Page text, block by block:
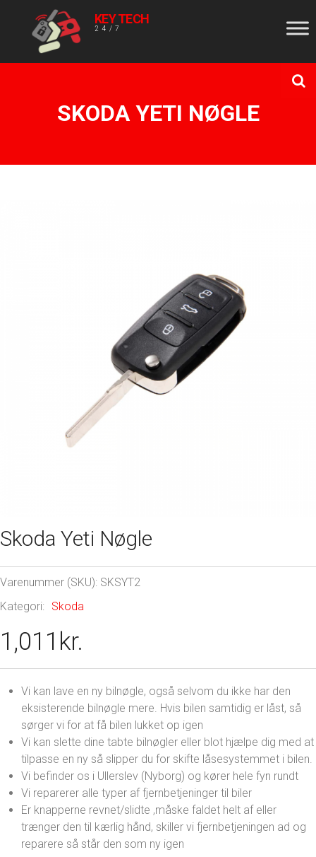
KEY TECH
24/7
SKODA YETI NØGLE
Skoda Yeti Nøgle
Varenummer (SKU): SKSYT2
Kategori:
Skoda
1,011 kr.
Vi kan lave en ny bilnøgle, også selvom du ikke har den
eksisterende bilnøgle mere. Hvis bilen samtidig er låst, så
sørger vi for at få bilen lukket op igen
Vi kan slette dine tabte bilnøgler eller blot hjælpe dig med at
tilpasse en ny så slipper du for skifte låsesystemmet i bilen.
Vi befinder os i Ullerslev (Nyborg) og kører hele fyn rundt
Vi reparerer alle typer af fjernbetjeninger til biler
Er knapperne revnet/slidte ,måske faldet helt af eller
trænger den til kærlig hånd, skiller vi fjernbetjeningen ad og
reparere så står den som ny igen